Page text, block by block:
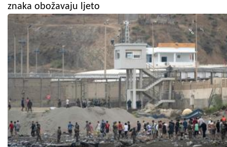
znaka obožavaju ljeto